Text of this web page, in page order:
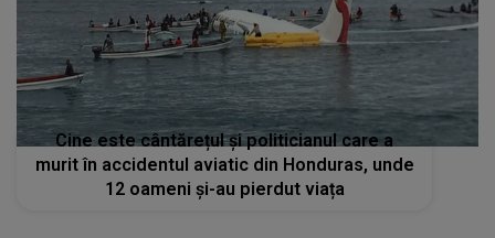
Cine este cântărețul și politicianul care a
murit în accidentul aviatic din Honduras, unde
12 oameni și-au pierdut viața